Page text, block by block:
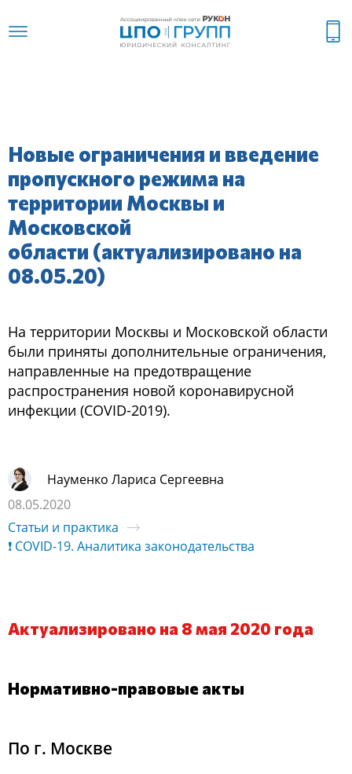
Новые ограничения и введение
пропускного режима на
территории Москвы и
Московской
области (актуализировано на
08.05.20)
На территории Москвы и Московской области
были приняты дополнительные ограничения,
направленные на предотвращение
распространения новой коронавирусной
инфекции (COVID-2019).
Науменко Лариса Сергеевна
08.05.2020
Статьи и практика
❗ COVID-19. Аналитика законодательства
Актуализировано на 8 мая 2020 года
Нормативно-правовые акты
По г. Москве